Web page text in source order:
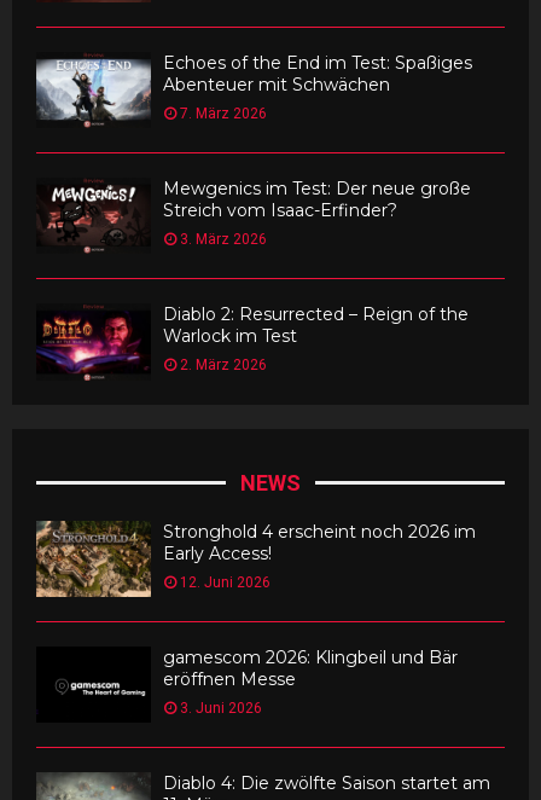
Echoes of the End im Test: Spaßiges
Abenteuer mit Schwächen
7. März 2026
Mewgenics im Test: Der neue große
Streich vom Isaac-Erfinder?
3. März 2026
Diablo 2: Resurrected – Reign of the
Warlock im Test
2. März 2026
NEWS
Stronghold 4 erscheint noch 2026 im
Early Access!
12. Juni 2026
gamescom 2026: Klingbeil und Bär
eröffnen Messe
3. Juni 2026
Diablo 4: Die zwölfte Saison startet am